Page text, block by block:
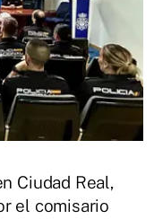
Ciudad Real,
el comisario